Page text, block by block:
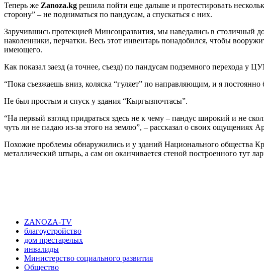
Теперь же Zanoza.kg решила пойти еще дальше и протестировать
сторону” – не подниматься по пандусам, а спускаться с них.
Заручившись протекцией Минсоцразвития, мы наведались в столичный
наколенники, перчатки. Весь этот инвентарь понадобился, чтобы
имеющего.
Как показал заезд (а точнее, съезд) по пандусам подземного перехода у
“Пока съезжаешь вниз, коляска “гуляет” по направляющим, и я
Не был простым и спуск у здания “Кыргызпочтасы”.
“На первый взгляд придраться здесь не к чему – пандус широкий и не
чуть ли не падаю из-за этого на землю”, – рассказал о своих ощущениях
Похожие проблемы обнаружились и у зданий Национального общества
металлический штырь, а сам он оканчивается стеной построенного тут
ZANOZA-TV
благоустройство
дом престарелых
инвалиды
Министерство социального развития
Общество